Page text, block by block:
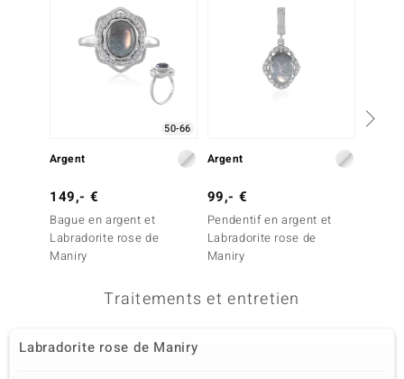
50-66
Argent
149,- €
Bague en argent et
Labradorite rose de
Maniry
Argent
99,- €
Pendentif en argent et
Labradorite rose de
Maniry
Traitements et entretien
Labradorite rose de Maniry